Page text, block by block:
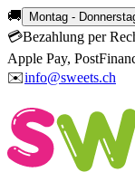
🚚 Montag -
💳Bezahlung per
Apple Pay,
✉️info@sweets.ch